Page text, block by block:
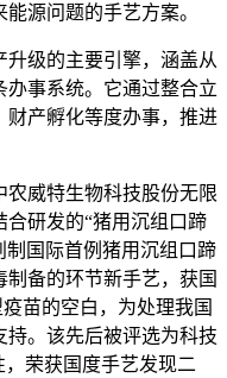
源问题的手艺方案。
级的主要引擎，涵盖从
事系统。它通过整合立
财产孵化等度办事，推进
威特生物科技股份无限
研发的“猪用沉组口蹄
国际首例猪用沉组口蹄
备的环节新手艺，获国
苗的空白，为处理我国
持。该先后被评选为科技
荣获国度手艺发现二